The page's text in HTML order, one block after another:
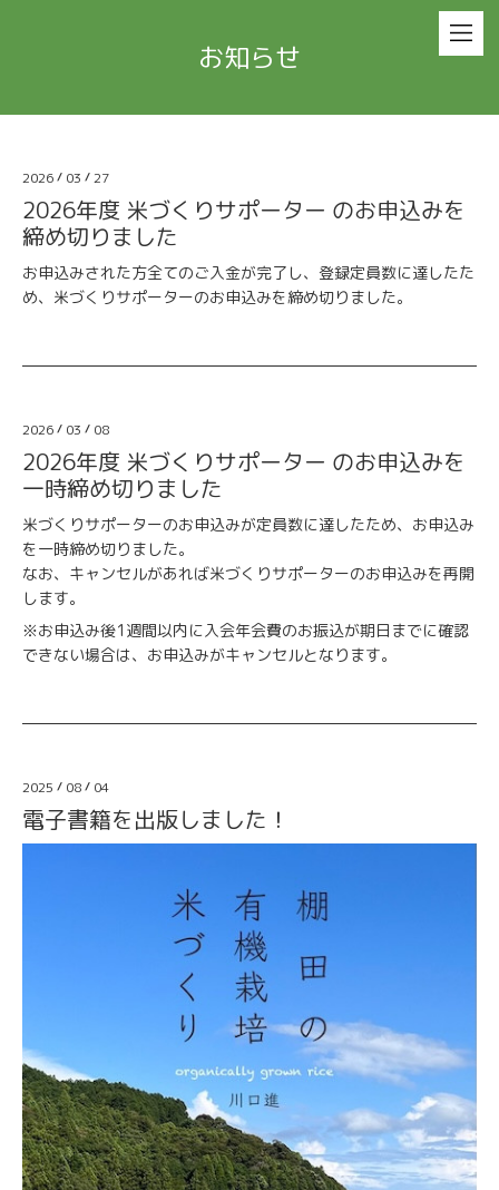
お知らせ
2026 / 03 / 27
2026年度 米づくりサポーター のお申込みを
締め切りました
お申込みされた方全てのご入金が完了し、登録定員数に達したた
め、米づくりサポーターのお申込みを締め切りました。
2026 / 03 / 08
2026年度 米づくりサポーター のお申込みを
一時締め切りました
米づくりサポーターのお申込みが定員数に達したため、お申込み
を一時締め切りました。
なお、キャンセルがあれば米づくりサポーターのお申込みを再開
します。
※お申込み後1週間以内に入会年会費のお振込が期日までに確認
できない場合は、お申込みがキャンセルとなります。
2025 / 08 / 04
電子書籍を出版しました！